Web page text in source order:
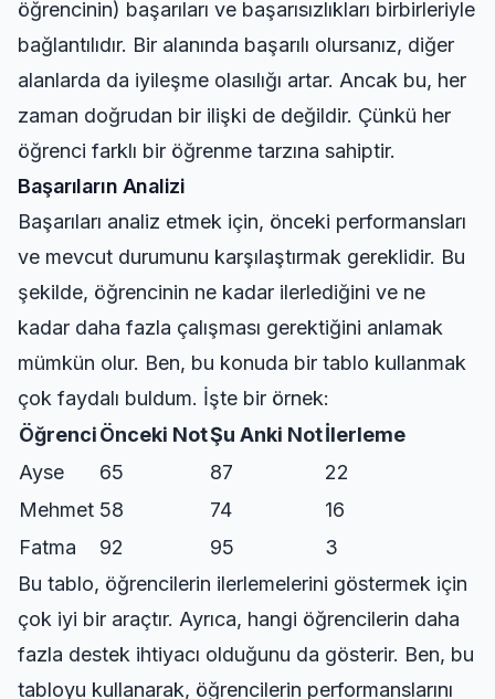
öğrencinin) başarıları ve başarısızlıkları birbirleriyle
bağlantılıdır. Bir alanında başarılı olursanız, diğer
alanlarda da iyileşme olasılığı artar. Ancak bu, her
zaman doğrudan bir ilişki de değildir. Çünkü her
öğrenci farklı bir öğrenme tarzına sahiptir.
Başarıların Analizi
Başarıları analiz etmek için, önceki performansları
ve mevcut durumunu karşılaştırmak gereklidir. Bu
şekilde, öğrencinin ne kadar ilerlediğini ve ne
kadar daha fazla çalışması gerektiğini anlamak
mümkün olur. Ben, bu konuda bir tablo kullanmak
çok faydalı buldum. İşte bir örnek:
ÖğrenciÖnceki NotŞu Anki Notİlerleme
Ayse
65 87
22
Mehmet 58 74
16
Fatma
92 95
3
Bu tablo, öğrencilerin ilerlemelerini göstermek için
çok iyi bir araçtır. Ayrıca, hangi öğrencilerin daha
fazla destek ihtiyacı olduğunu da gösterir. Ben, bu
tabloyu kullanarak, öğrencilerin performanslarını